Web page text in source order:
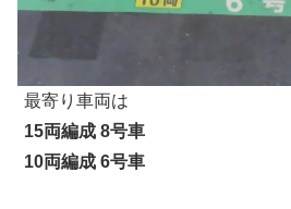
最寄り車両は
15両編成 8号車
10両編成 6号車